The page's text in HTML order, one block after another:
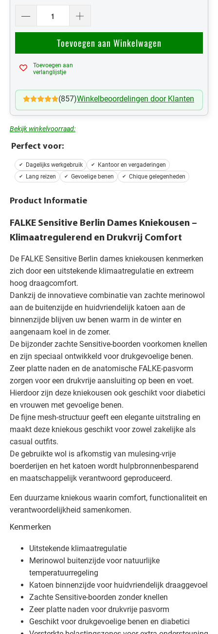
Toevoegen aan Winkelwagen
Toevoegen aan
verlanglijstje
(857)Winkelbeoordelingen door Klanten
Bekijk winkelvoorraad:
Perfect voor:
Dagelijks werkgebruik
Kantoor en vergaderingen
Lang reizen
Gevoelige benen Chique gelegenheden
Product Informatie
FALKE Sensitive Berlin Dames Kniekousen –
Klimaatregulerend en Drukvrij Comfort
De FALKE Sensitive Berlin dames kniekousen kenmerken
zich door een uitstekende klimaatregulatie en extreem
hoog draagcomfort.
Dankzij de innovatieve combinatie van zachte merinowol
aan de buitenzijde en huidvriendelijk katoen aan de
binnenzijde blijven uw benen warm in de winter en
aangenaam koel in de zomer.
De bijzonder zachte Sensitive-boorden voorkomen knellen
en zijn speciaal ontwikkeld voor drukgevoelige benen.
Zeer platte naden en de anatomische FALKE-pasvorm
zorgen voor een drukvrije aansluiting op been en voet.
Hierdoor zijn deze kniekousen ook geschikt voor diabetici
en vrouwen met gevoelige benen.
De fijne mesh-structuur geeft een elegante uitstraling en
maakt deze kniekous geschikt voor zowel zakelijke als
casual outfits.
De gebruikte wol is afkomstig van mulesing-vrije
boerderijen en het katoen wordt hulpbronnenbesparend
en maatschappelijk verantwoord geproduceerd.
Een duurzame kniekous waarin comfort, functionaliteit en
verantwoordelijkheid samenkomen.
Kenmerken
Uitstekende klimaatregulatie
Merinowol buitenzijde voor natuurlijke
temperatuurregeling
Katoen binnenzijde voor huidvriendelijk draaggevoel
Zachte Sensitive-boorden zonder knellen
Zeer platte naden voor drukvrije pasvorm
Geschikt voor drukgevoelige benen en diabetici